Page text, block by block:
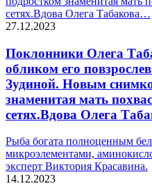
сетях.Вдова Олега Табакова…
27.12.2023
Поклонники Олега
обликом его
Зудиной. Новым
знаменитая мать
сетях.Вдова Олега
Рыба богата полноценным
микроэлементами,
эксперт Виктория Красавина.
14.12.2023